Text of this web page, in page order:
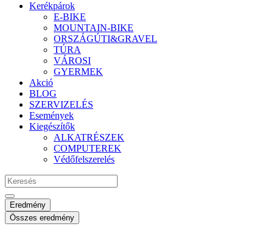
Kerékpárok
E-BIKE
MOUNTAIN-BIKE
ORSZÁGÚTI&GRAVEL
TÚRA
VÁROSI
GYERMEK
Akció
BLOG
SZERVIZELÉS
Események
Kiegészítők
ALKATRÉSZEK
COMPUTEREK
Védőfelszerelés
Search
...
Eredmény
Összes eredmény